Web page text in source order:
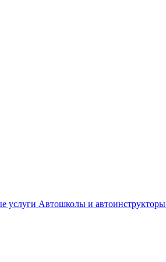
услуги Автошколы и автоинструкторы